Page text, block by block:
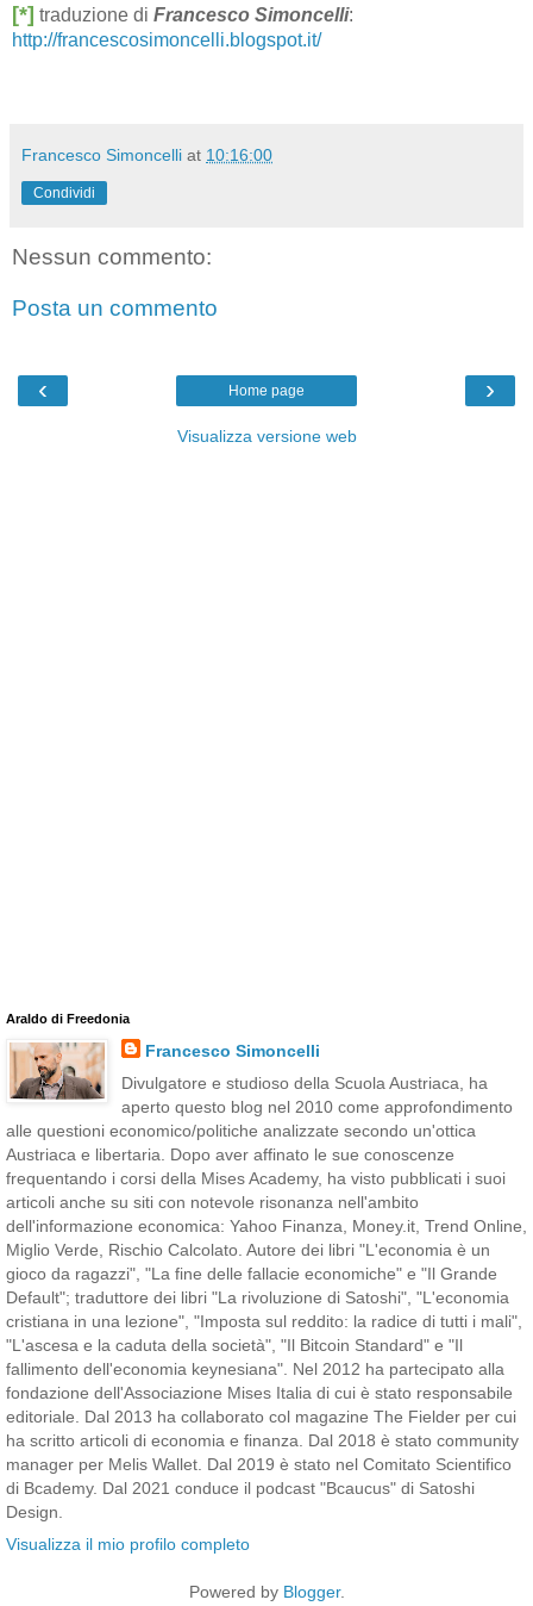
[*] traduzione di Francesco Simoncelli:
http://francescosimoncelli.blogspot.it/
Francesco Simoncelli at 10:16:00
Condividi
Nessun commento:
Posta un commento
‹ ›
Home page
Visualizza versione web
Araldo di Freedonia
Francesco Simoncelli
Divulgatore e studioso della Scuola Austriaca, ha
aperto questo blog nel 2010 come approfondimento
alle questioni economico/politiche analizzate secondo un'ottica
Austriaca e libertaria. Dopo aver affinato le sue conoscenze
frequentando i corsi della Mises Academy, ha visto pubblicati i suoi
articoli anche su siti con notevole risonanza nell'ambito
dell'informazione economica: Yahoo Finanza, Money.it, Trend Online,
Miglio Verde, Rischio Calcolato. Autore dei libri "L'economia è un
gioco da ragazzi", "La fine delle fallacie economiche" e "Il Grande
Default"; traduttore dei libri "La rivoluzione di Satoshi", "L'economia
cristiana in una lezione", "Imposta sul reddito: la radice di tutti i mali",
"L'ascesa e la caduta della società", "Il Bitcoin Standard" e "Il
fallimento dell'economia keynesiana". Nel 2012 ha partecipato alla
fondazione dell'Associazione Mises Italia di cui è stato responsabile
editoriale. Dal 2013 ha collaborato col magazine The Fielder per cui
ha scritto articoli di economia e finanza. Dal 2018 è stato community
manager per Melis Wallet. Dal 2019 è stato nel Comitato Scientifico
di Bcademy. Dal 2021 conduce il podcast "Bcaucus" di Satoshi
Design.
Visualizza il mio profilo completo
Powered by Blogger.